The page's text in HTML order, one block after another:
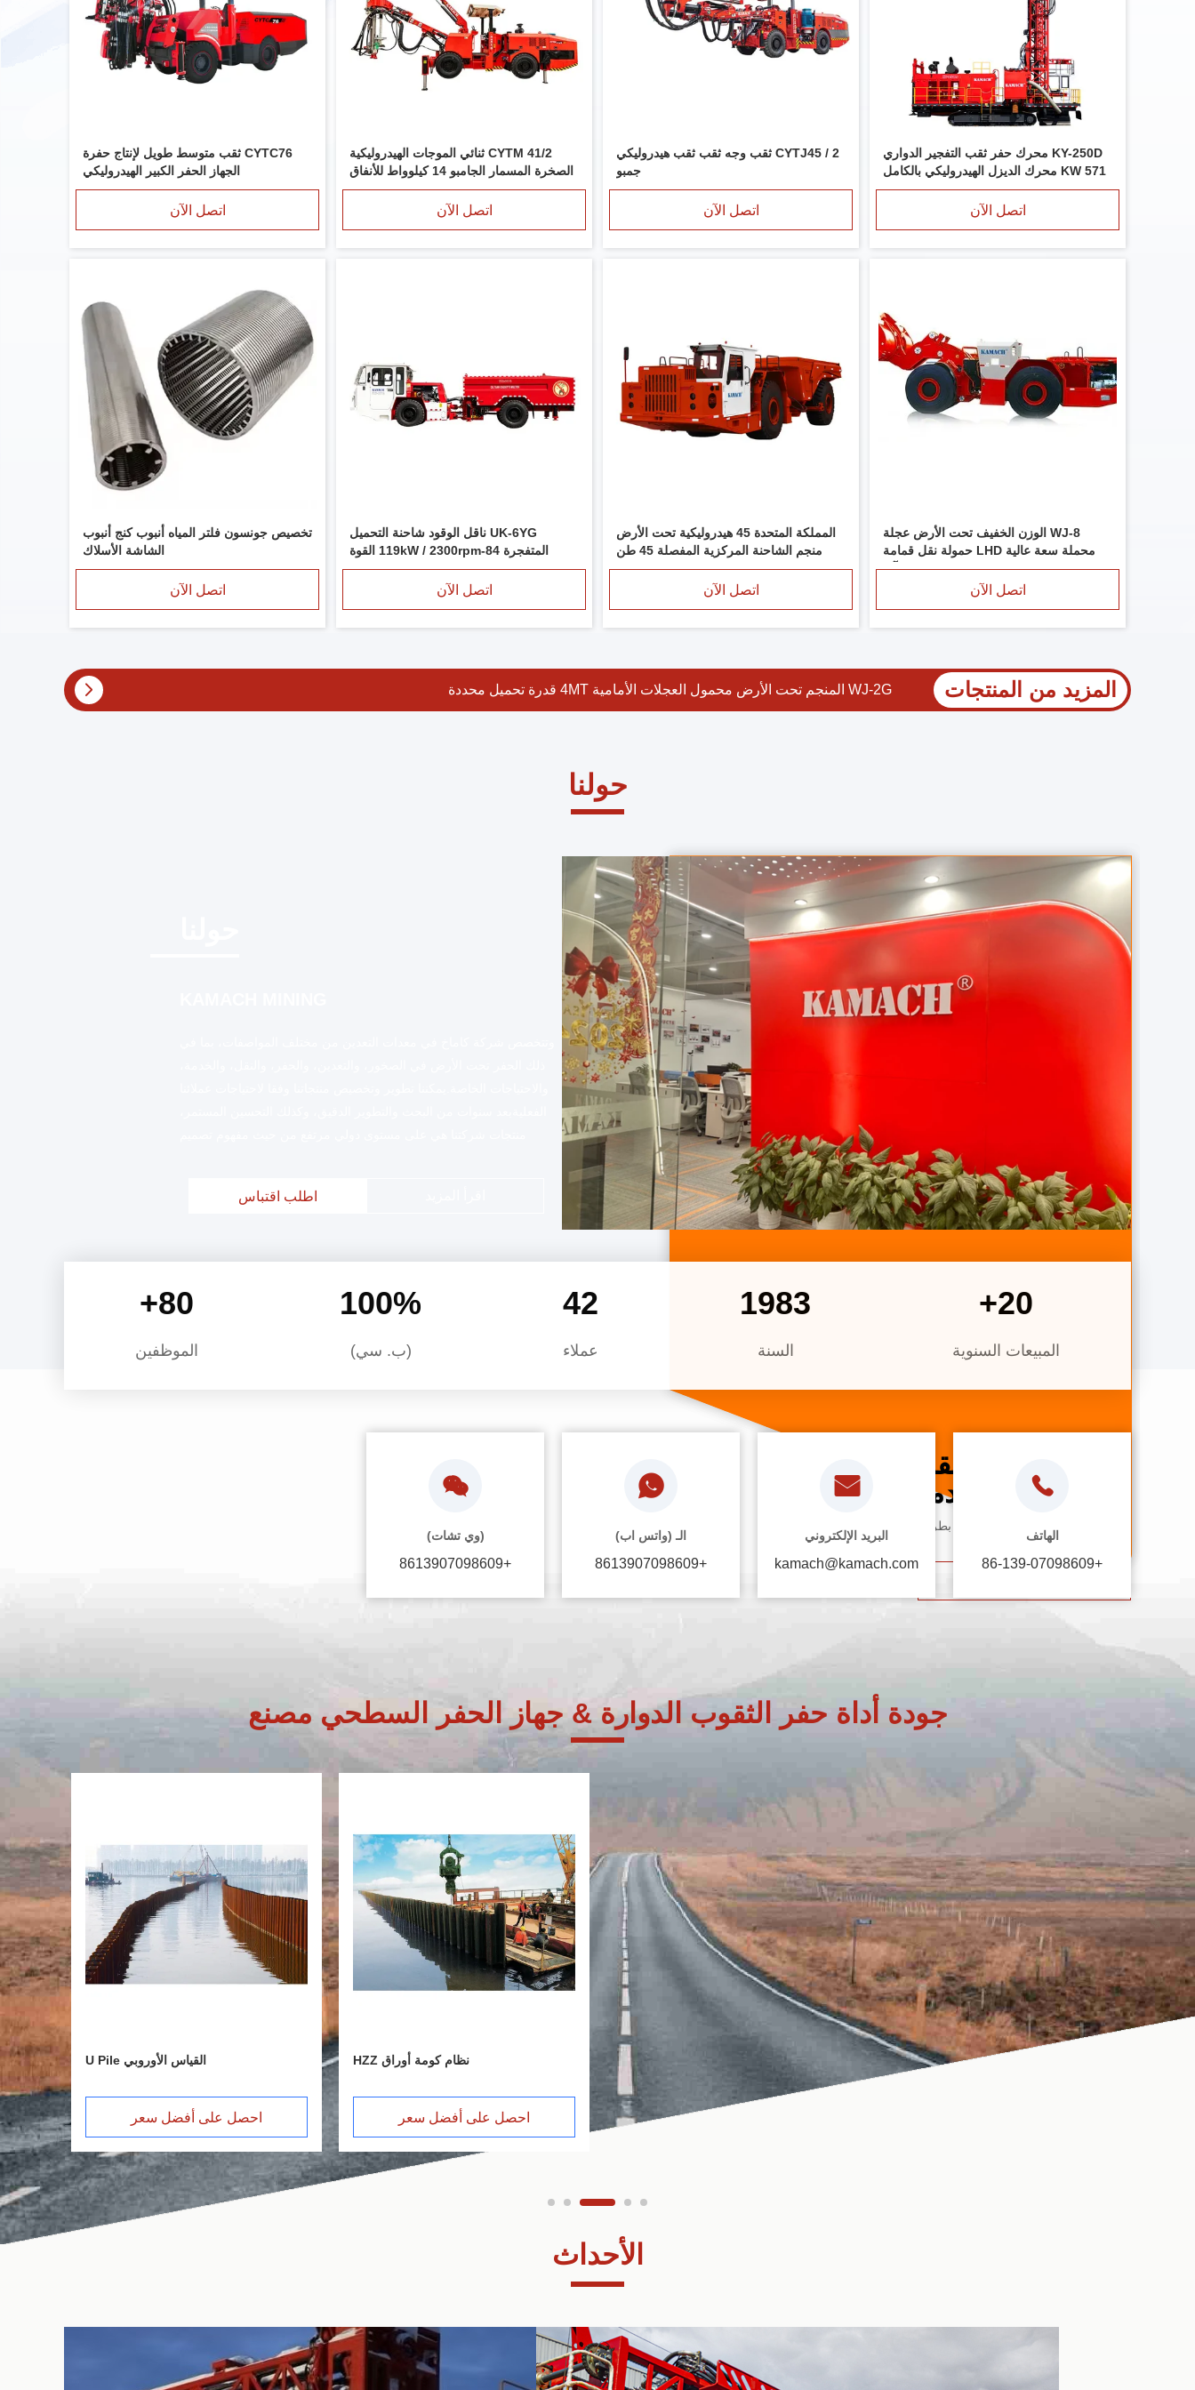
KY-250D محرك حفر ثقب التفجير الدواري
571 KW محرك الديزل الهيدروليكي بالكامل
اتصل الآن
CYTJ45 / 2 ثقب وجه ثقب ثقب هيدروليكي
جمبو
اتصل الآن
CYTM 41/2 ثنائي الموجات الهيدروليكية
الصخرة المسمار الجامبو 14 كيلوواط للأنفاق
اتصل الآن
CYTC76 ثقب متوسط طويل لإنتاج حفرة
الجهاز الحفر الكبير الهيدروليكي
اتصل الآن
WJ-8 الوزن الخفيف تحت الأرض عجلة
محملة سعة عالية LHD حمولة نقل قمامة
آلة
اتصل الآن
المملكة المتحدة 45 هيدروليكية تحت الأرض
منجم الشاحنة المركزية المفصلة 45 طن
القدرة على حمل
اتصل الآن
UK-6YG ناقل الوقود شاحنة التحميل
المتفجرة 84-119kW / 2300rpm القوة
القصوى
اتصل الآن
تخصيص جونسون فلتر المياه أنبوب كنج أنبوب
الشاشة الأسلاك
اتصل الآن
المزيد من المنتجات LWL-120 جهاز تحميل مزحوم حسب الطلب 120 م3/ساعة قدرة تحميل
حولنا
مساعدة للنفق✓ محملات المياه✓ رؤوس الطرق✓ رفع الممل✓ ...
اطلب اقتباس
20
+
المبيعات السنوية
2016
السنة
42
عملاء
100%
(ب. سي)
80
+
الموظفين
نحن نقدم
أفضل خدمة!
يمكنك الاتصال بنا بطرق مختلفة
الهاتف
+86-139-07098609
البريد الإلكتروني
kamach@kamach.com
الـ (واتس اب)
+8613907098609
(وي تشات)
+8613907098609
جودة أداة حفر الثقوب الدوارة & جهاز الحفر السطحي مصنع
نظام كومة أوراق HZZ
احصل على أفضل سعر
القياس الأوروبي U Pile
احصل على أفضل سعر
الأحداث